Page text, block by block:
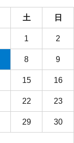
土 日
1 2
8 9
15 16
22 23
29 30